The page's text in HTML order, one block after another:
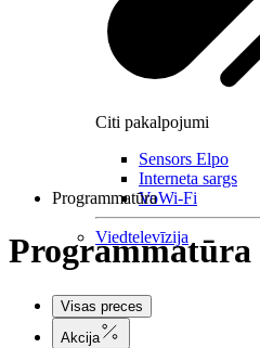
Citi pakalpojumi
Sensors Elpo
Interneta sargs
VoWi-Fi
Viedtelevīzija
Programmatūra
Programmatūra
Visas preces
Akcija